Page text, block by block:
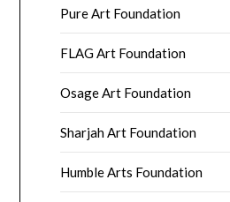
Pure Art Foundation
FLAG Art Foundation
Osage Art Foundation
Sharjah Art Foundation
Humble Arts Foundation